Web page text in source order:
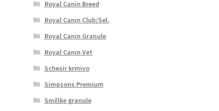
Royal Canin Breed
Royal Canin Club/Sel.
Royal Canin Granule
Royal Canin Vet
Schesir krmivo
Simpsons Premium
Smělke granule